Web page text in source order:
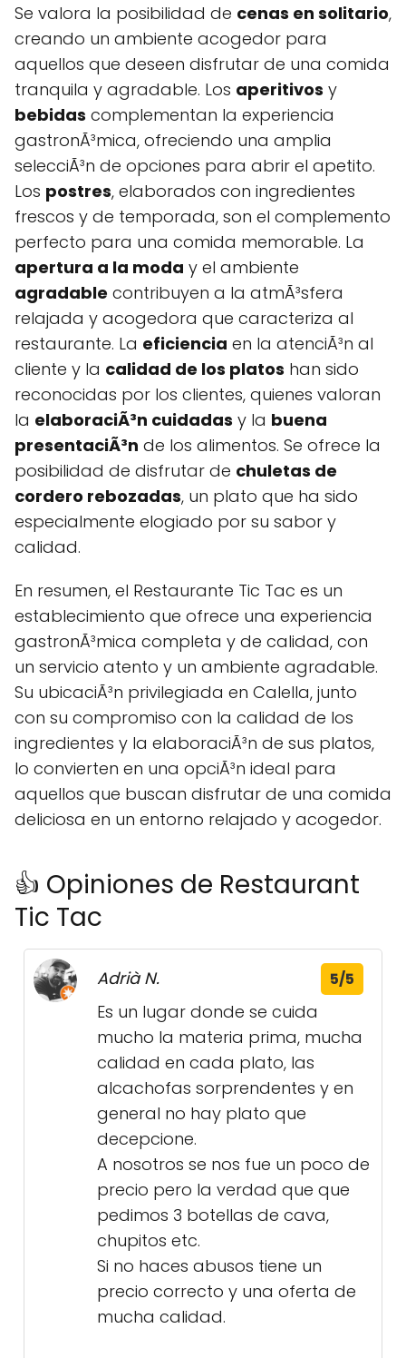
Se valora la posibilidad de cenas en solitario,
creando un ambiente acogedor para
aquellos que deseen disfrutar de una comida
tranquila y agradable. Los aperitivos y
bebidas complementan la experiencia
gastronÃ³mica, ofreciendo una amplia
selecciÃ³n de opciones para abrir el apetito.
Los postres, elaborados con ingredientes
frescos y de temporada, son el complemento
perfecto para una comida memorable. La
apertura a la moda y el ambiente
agradable contribuyen a la atmÃ³sfera
relajada y acogedora que caracteriza al
restaurante. La eficiencia en la atenciÃ³n al
cliente y la calidad de los platos han sido
reconocidas por los clientes, quienes valoran
la elaboraciÃ³n cuidadas y la buena
presentaciÃ³n de los alimentos. Se ofrece la
posibilidad de disfrutar de chuletas de
cordero rebozadas, un plato que ha sido
especialmente elogiado por su sabor y
calidad.
En resumen, el Restaurante Tic Tac es un
establecimiento que ofrece una experiencia
gastronÃ³mica completa y de calidad, con
un servicio atento y un ambiente agradable.
Su ubicaciÃ³n privilegiada en Calella, junto
con su compromiso con la calidad de los
ingredientes y la elaboraciÃ³n de sus platos,
lo convierten en una opciÃ³n ideal para
aquellos que buscan disfrutar de una comida
deliciosa en un entorno relajado y acogedor.
👍 Opiniones de Restaurant
Tic Tac
Adrià N. 5/5
Es un lugar donde se cuida
mucho la materia prima, mucha
calidad en cada plato, las
alcachofas sorprendentes y en
general no hay plato que
decepcione.
A nosotros se nos fue un poco de
precio pero la verdad que que
pedimos 3 botellas de cava,
chupitos etc.
Si no haces abusos tiene un
precio correcto y una oferta de
mucha calidad.